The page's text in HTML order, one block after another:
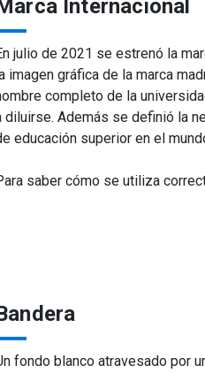
Internacional
julio de 2021 se estrenó la
imagen gráfica de la marca
completo de la
diluirse. Además se definió la
educación superior en el
saber cómo se utiliza
fondo blanco atravesado por